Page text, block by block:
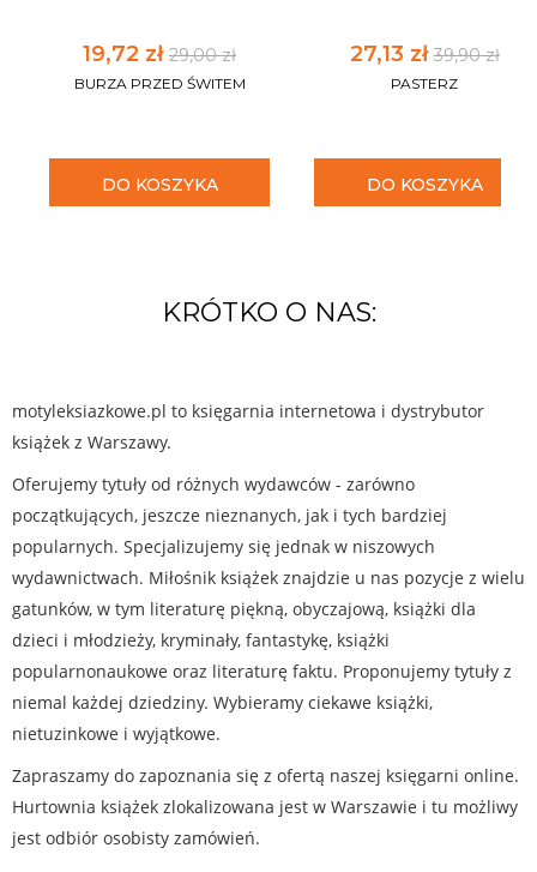
19,72 zł 29,00 zł
BURZA PRZED ŚWITEM
DO KOSZYKA
27,13 zł39,90 zł
PASTERZ
DO KOSZYKA
KRÓTKO O NAS:
motyleksiazkowe.pl to księgarnia internetowa i dystrybutor
książek z Warszawy.
Oferujemy tytuły od różnych wydawców - zarówno
początkujących, jeszcze nieznanych, jak i tych bardziej
popularnych. Specjalizujemy się jednak w niszowych
wydawnictwach. Miłośnik książek znajdzie u nas pozycje z wielu
gatunków, w tym literaturę piękną, obyczajową, książki dla
dzieci i młodzieży, kryminały, fantastykę, książki
popularnonaukowe oraz literaturę faktu. Proponujemy tytuły z
niemal każdej dziedziny. Wybieramy ciekawe książki,
nietuzinkowe i wyjątkowe.
Zapraszamy do zapoznania się z ofertą naszej księgarni online.
Hurtownia książek zlokalizowana jest w Warszawie i tu możliwy
jest odbiór osobisty zamówień.